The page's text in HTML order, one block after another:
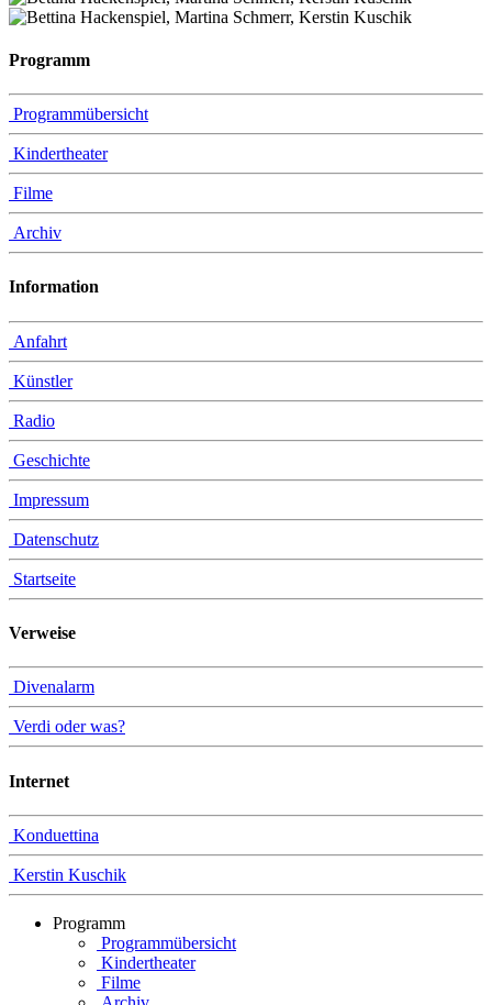
Programm
Programmübersicht
Kindertheater
Filme
Archiv
Information
Anfahrt
Künstler
Radio
Geschichte
Impressum
Datenschutz
Startseite
Verweise
Divenalarm
Verdi oder was?
Internet
Konduettina
Kerstin Kuschik
Programm
Programmübersicht
Kindertheater
Filme